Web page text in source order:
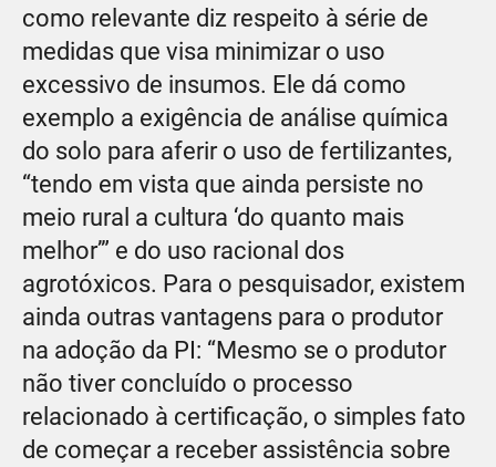
como relevante diz respeito à série de
medidas que visa minimizar o uso
excessivo de insumos. Ele dá como
exemplo a exigência de análise química
do solo para aferir o uso de fertilizantes,
“tendo em vista que ainda persiste no
meio rural a cultura ‘do quanto mais
melhor’” e do uso racional dos
agrotóxicos. Para o pesquisador, existem
ainda outras vantagens para o produtor
na adoção da PI: “Mesmo se o produtor
não tiver concluído o processo
relacionado à certificação, o simples fato
de começar a receber assistência sobre